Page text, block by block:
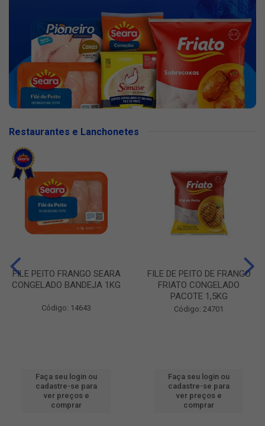
Restaurantes e Lanchonetes
FILE PEITO FRANGO SEARA
CONGELADO BANDEJA 1KG
Código: 14643
Faça seu login ou
cadastre-se para
ver preços e
comprar
FILE DE PEITO DE FRANGO
FRIATO CONGELADO
PACOTE 1,5KG
Código: 24701
Faça seu login ou
cadastre-se para
ver preços e
comprar